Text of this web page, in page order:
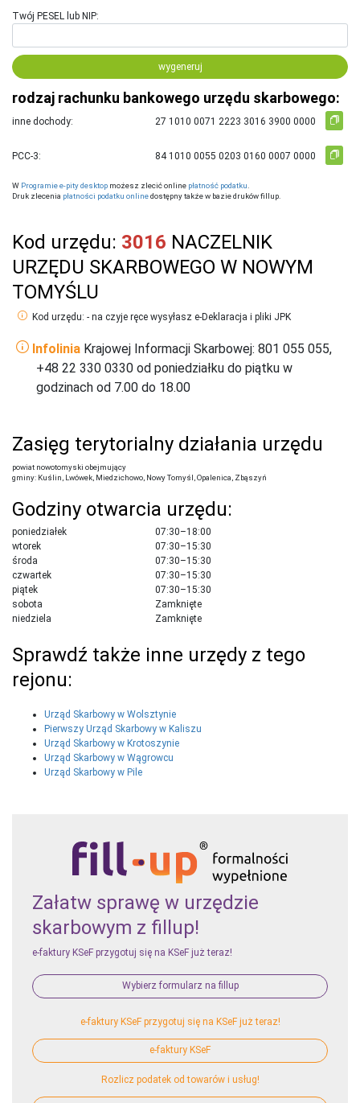
Twój PESEL lub NIP:
wygeneruj
rodzaj rachunku bankowego urzędu skarbowego:
inne dochody:
PCC-3:
W Programie e-pity desktop możesz zlecić online płatność podatku
Druk zlecenia płatności podatku onlinedostępny także w bazie druków fillup.
Kod urzędu: 3016 NACZELNIK
URZĘDU SKARBOWEGO W NOWYM
TOMYŚLU
Kod urzędu: - na czyje ręce wysyłasz e-Deklaracja i pliki JPK
Infolinia Krajowej Informacji Skarbowej: 801 055 055,
+48 22 330 0330 od poniedziałku do piątku w
godzinach od 7.00 do 18.00
Zasięg terytorialny działania urzędu
powiat nowotomyski obejmujący
gminy: Kuślin, Lwówek, Miedzichowo, Nowy Tomyśl, Opalenica, Zbąszyń
Godziny otwarcia urzędu:
poniedziałek
07:30–18:00
wtorek
07:30–15:30
środa
07:30–15:30
czwartek
07:30–15:30
piątek
07:30–15:30
sobota
Zamknięte
niedziela
Zamknięte
Sprawdź także inne urzędy z tego
rejonu:
Urząd Skarbowy w Wolsztynie
Pierwszy Urząd Skarbowy w Kaliszu
Urząd Skarbowy w Krotoszynie
Urząd Skarbowy w Wągrowcu
Urząd Skarbowy w Pile
Załatw sprawę w urzędzie
skarbowym z fillup!
e-faktury KSeF przygotuj się na KSeF już teraz!
Wybierz formularz na fillup
e-faktury KSeF przygotuj się na KSeF już teraz!
e-faktury KSeF
Rozlicz podatek od towarów i usług!